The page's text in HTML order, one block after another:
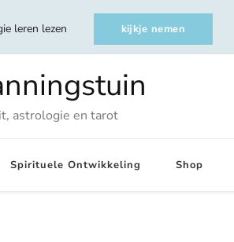
leren lezen kijkje nemen
astrologie en tarot
Spirituele Ontwikkeling Shop